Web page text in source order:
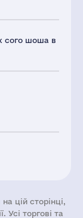
сого шоша в
цій сторінці,
Усі торгові та